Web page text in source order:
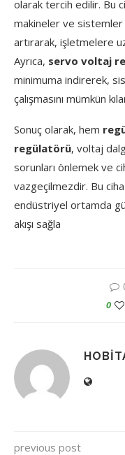
olarak tercih edilir. Bu
makineler ve
artırarak, işletmelere
Ayrıca, servo voltaj
minimuma indirerek,
çalışmasını mümkün
Sonuç olarak, hem
regülatörü, voltaj
sorunları önlemek ve
vazgeçilmezdir. Bu
endüstriyel ortamda
akışı sağla
0
previous post